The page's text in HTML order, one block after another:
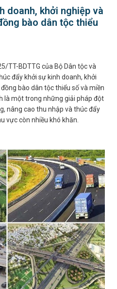
doanh, khởi nghiệp và
bào dân tộc thiểu
TT-BDTTG của Bộ Dân tộc và
đẩy khởi sự kinh doanh, khởi
bào dân tộc thiểu số và miền
là một trong những giải pháp đột
nâng cao thu nhập và thúc đẩy
vực còn nhiều khó khăn.